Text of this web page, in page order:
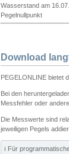
Wasserstand am
Pegelnullpunkt
Download
PEGELONLINE bietet
Bei den
Messfehler oder
Die Messwerte sind
jeweiligen Pegels
ℹ️ Für